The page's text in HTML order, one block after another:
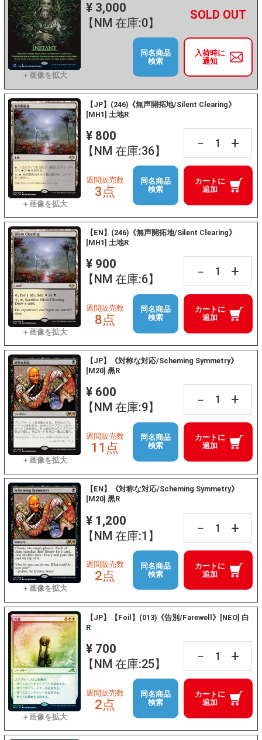
¥ 3,000
【NM 在庫:0】
－ +
入荷時に
通知
同名商品
検索
【JP】(246)《無声開拓地/Silent Clearing》
[MH1] 土地R
¥ 800
【NM 在庫:36】
－ +
カートに
追加
週間販売数
3点
同名商品
検索
【EN】(246)《無声開拓地/Silent Clearing》
[MH1] 土地R
¥ 900
【NM 在庫:6】
－ +
カートに
追加
週間販売数
8点
同名商品
検索
【JP】《対称な対応/Scheming Symmetry》
[M20] 黒R
¥ 600
【NM 在庫:9】
－ +
カートに
追加
週間販売数
11点
同名商品
検索
【EN】《対称な対応/Scheming Symmetry》
[M20] 黒R
¥ 1,200
【NM 在庫:1】
－ +
カートに
追加
週間販売数
2点
同名商品
検索
【JP】【Foil】(013)《告別/Farewell》[NEO] 白
R
¥ 700
【NM 在庫:25】
－ +
カートに
追加
週間販売数
2点
同名商品
検索